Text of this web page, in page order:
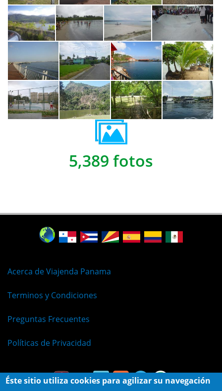
5,389 fotos
Acerca de Viajenda Panama
Terminos y Condiciones
Preguntas Frecuentes
Políticas de Privacidad
Éste sitio utiliza cookies para agilizar su navegación